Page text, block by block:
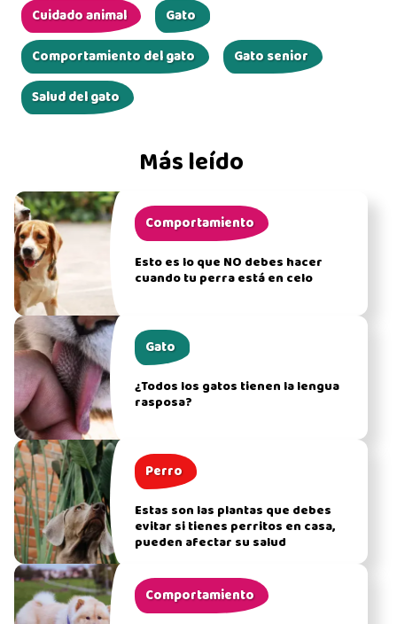
Más leído
Comportamiento
Esto es lo que NO debes hacer
cuando tu perra está en celo
Gato
¿Todos los gatos tienen la lengua
rasposa?
Perro
Estas son las plantas que debes
evitar si tienes perritos en casa,
pueden afectar su salud
Comportamiento
Cuidado animal
Gato
Comportamiento del gato
Gato senior
Salud del gato